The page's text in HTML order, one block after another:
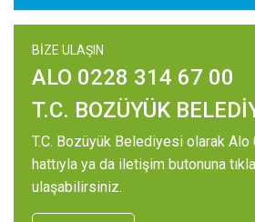
BİZE ULAŞIN
ALO 0228 314 67 00
T.C. BOZÜYÜK
T.C. Bozüyük Belediyesi olarak
hattıyla ya da iletişim butonuna
ulaşabilirsiniz.